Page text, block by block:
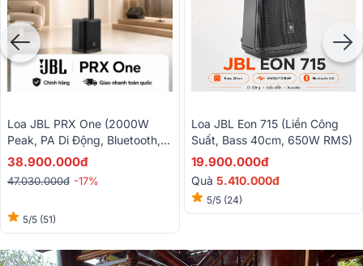
Loa JBL PRX One (2000W
Peak, PA Di Động, Bluetooth,
Tích Hợp Mixer, Class D, DSP)
38.900.000đ
47.030.000đ -17%
5/5 (51)
Loa JBL Eon 715 (Liền Công
Suất, Bass 40cm, 650W RMS)
19.900.000đ
Quà 5.410.000đ
5/5 (24)